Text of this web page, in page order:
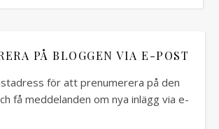
PÅ BLOGGEN VIA E-POST
för att prenumerera på den
få meddelanden om nya inlägg via e-